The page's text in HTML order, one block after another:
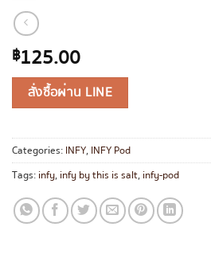
฿125.00
สั่งซื้อผ่าน LINE
Categories: INFY, INFY Pod
Tags: infy, infy by this is salt, infy-pod